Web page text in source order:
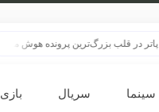
قلب بزرگ‌ترین پرونده هوش مصنوعی
سینما سریال بازی